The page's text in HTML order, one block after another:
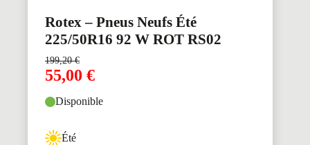
Rotex – Pneus Neufs Été
225/50R16 92 W ROT RS02
199,20€
55,00 €
Disponible
Été